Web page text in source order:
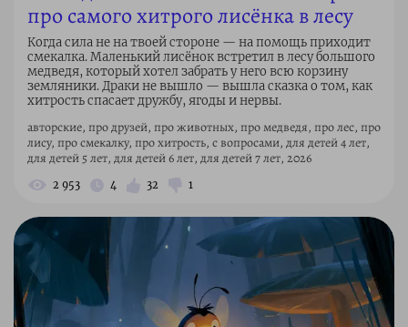
про самого хитрого лисёнка в лесу
Когда сила не на твоей стороне — на помощь приходит
смекалка. Маленький лисёнок встретил в лесу большого
медведя, который хотел забрать у него всю корзину
земляники. Драки не вышло — вышла сказка о том, как
хитрость спасает дружбу, ягоды и нервы.
авторские, про друзей, про животных, про медведя, про лес, про
лису, про смекалку, про хитрость, с вопросами, для детей 4 лет,
для детей 5 лет, для детей 6 лет, для детей 7 лет, 2026
2 953 4 32 1